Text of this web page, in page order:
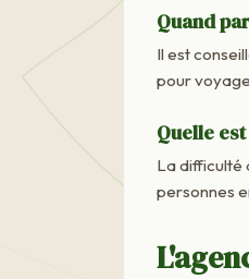
Quand
Il est
pour
Quelle
La difficulté
personnes